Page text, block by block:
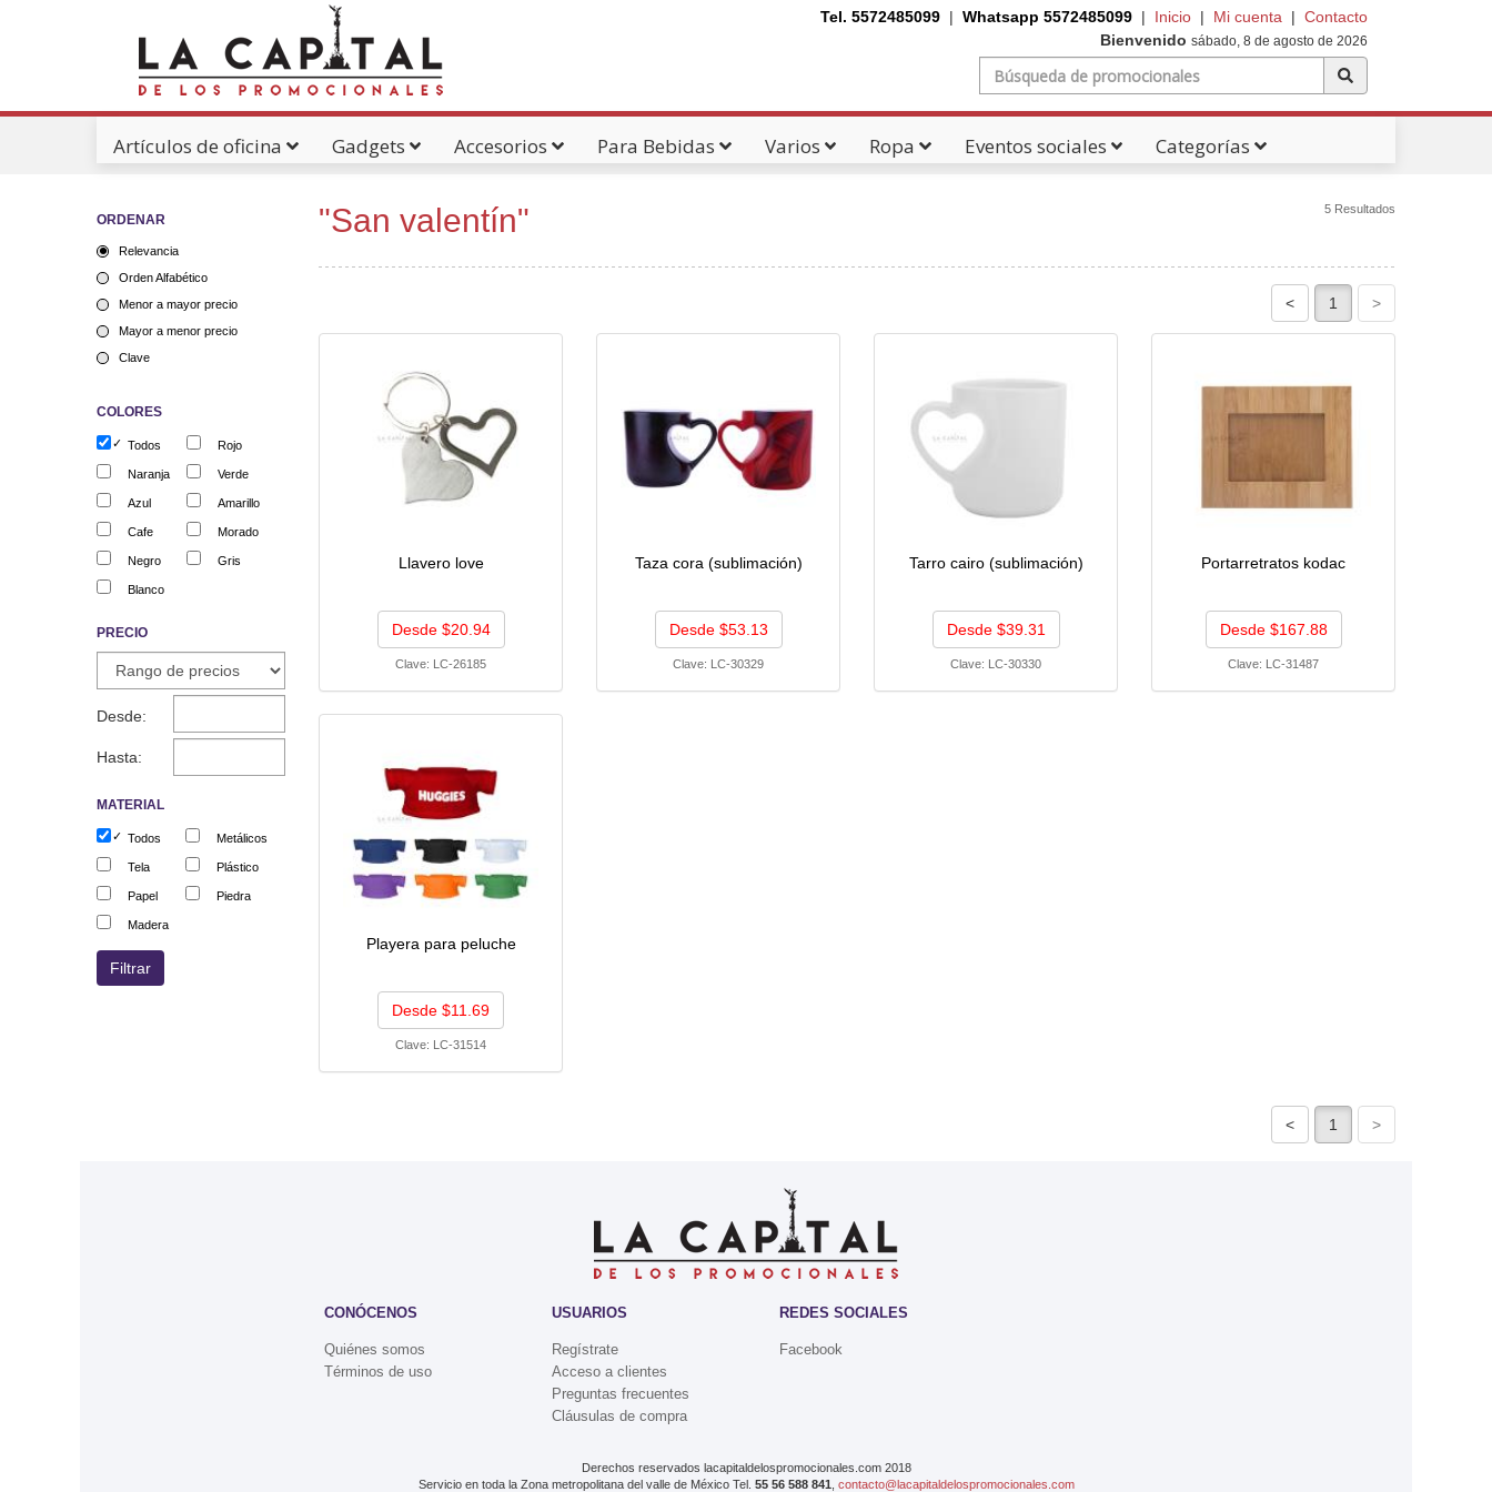
Tel. 5572485099 | Whatsapp 5572485099 | Inicio | Mi cuenta | Contacto
Bienvenido sábado, 8 de agosto de 2026
Artículos de oficina Gadgets Accesorios Para Bebidas Varios Ropa Eventos sociales Categorías
ORDENAR
Relevancia
Orden Alfabético
Menor a mayor precio
Mayor a menor precio
Clave
COLORES
Todos Rojo
Naranja Verde
Azul Amarillo
Cafe Morado
Negro Gris
Blanco
PRECIO
Desde:
Hasta:
MATERIAL
Todos Metálicos
Tela Plástico
Papel Piedra
Madera
"San valentín" 5 Resultados
Llavero love
Desde $20.94
Clave: LC-26185
Taza cora (sublimación)
Desde $53.13
Clave: LC-30329
Tarro cairo (sublimación)
Desde $39.31
Clave: LC-30330
Portarretratos kodac
Desde $167.88
Clave: LC-31487
Playera para peluche
Desde $11.69
Clave: LC-31514
CONÓCENOS
Quiénes somos
Términos de uso
USUARIOS
Regístrate
Acceso a clientes
Preguntas frecuentes
Cláusulas de compra
REDES SOCIALES
Facebook
Derechos reservados lacapitaldelospromocionales.com 2018
Servicio en toda la Zona metropolitana del valle de México Tel. 55 56 588 841 contacto@lacapitaldelospromocionales.com